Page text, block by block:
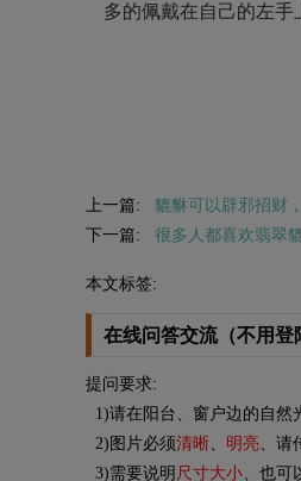
多的佩戴在自己的左手
上一篇:
貔貅可以辟邪招财
下一篇:
很多人都喜欢翡翠
本文标签:
在线问答交流（不用登
提问要求:
1)请在阳台、窗户边的自然
2)图片必须清晰、 明亮、请
3)需要说明 尺寸大小、也可